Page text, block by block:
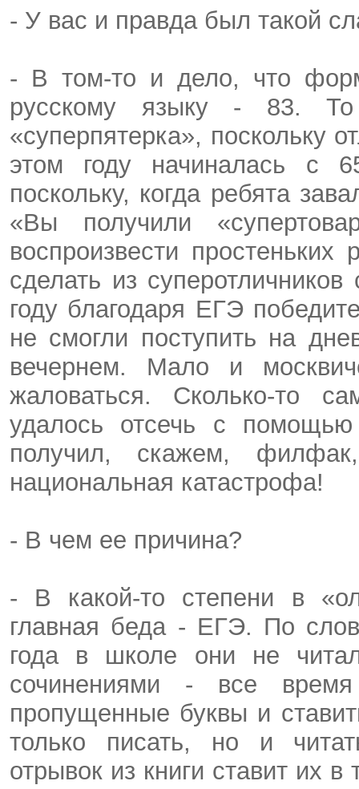
- У вас и правда был такой
- В том-то и дело, что
русскому языку - 83.
«суперпятерка», поскольку
этом году начиналась с
поскольку, когда ребята
«Вы получили
воспроизвести
сделать из
году благодаря ЕГЭ
не смогли поступить на
вечернем. Мало и
жаловаться. Сколько-то
удалось отсечь с помощью
получил, скажем,
национальная катастрофа!
- В чем ее причина?
- В какой-то степени в
главная беда - ЕГЭ. По
года в школе они не
сочинениями - все время
пропущенные буквы и
только писать, но и
отрывок из книги ставит их